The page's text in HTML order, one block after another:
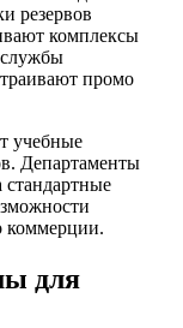
резервов
комплексы
службы
промо
учебные
Департаменты
коммерции.
для